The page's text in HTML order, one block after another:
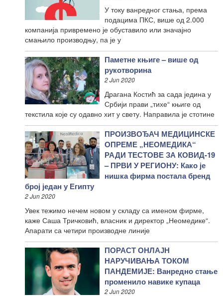
У току ванредног стања, према
подацима ПКС, више од 2.000
компанија привремено је обуставило или значајно
смањило производњу, па је у
Паметне књиге – више од
рукотворина
2 Jun 2020
Драгана Костић за сада једина у
Србији прави „тихе“ књиге од
текстила које су одавно хит у свету. Направила је стотине
ПРОИЗВОЂАЧ МЕДИЦИНСКЕ
ОПРЕМЕ „НЕОМЕДИКА“
РАДИ ТЕСТОВЕ ЗА КОВИД-19
– ПРВИ У РЕГИОНУ: Како је
нишка фирма постала бренд
број један у Египту
2 Jun 2020
Увек тежимо нечем новом у складу са именом фирме,
каже Саша Тричковић, власник и директор „Неомедике“.
Апарати са четири производне линије
ПОРАСТ ОНЛАЈН
НАРУЧИВАЊА ТОКОМ
ПАНДЕМИЈЕ: Ванредно стање
променило навике купаца
2 Jun 2020